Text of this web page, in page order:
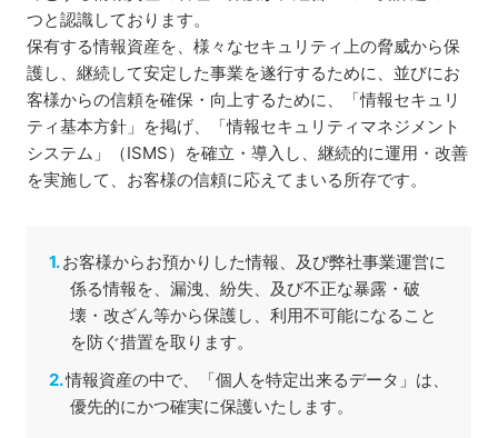
つと認識しております。
保有する情報資産を、様々なセキュリティ上の脅威から保
護し、継続して安定した事業を遂行するために、並びにお
客様からの信頼を確保・向上するために、「情報セキュリ
ティ基本方針」を掲げ、「情報セキュリティマネジメント
システム」（ISMS）を確立・導入し、継続的に運用・改善
を実施して、お客様の信頼に応えてまいる所存です。
お客様からお預かりした情報、及び弊社事業運営に
係る情報を、漏洩、紛失、及び不正な暴露・破
壊・改ざん等から保護し、利用不可能になること
を防ぐ措置を取ります。
情報資産の中で、「個人を特定出来るデータ」は、
優先的にかつ確実に保護いたします。